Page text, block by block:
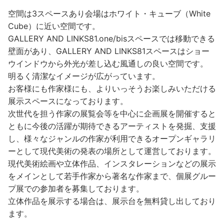
空間は3スペースあり会場はホワイト・キューブ（White
Cube）に近い空間です。
GALLERY AND LINKS81.one/bisスペースでは移動できる
壁面があり、GALLERY AND LINKS81スペースはショー
ウインドウから外光が差し込む風通しの良い空間です。
明るく清潔なイメージが広がっています。
お客様にも作家様にも、よりいっそうお楽しみいただける
展示スペースになっております。
次世代を担う作家の展覧会等を中心に企画展を開催すると
ともに今後の活躍が期待できるアーティストを発掘、支援
し、様々なジャンルの作家が利用できるオープンギャラリ
ーとして現代美術の発表の場所として運営しております。
現代美術絵画や立体作品、インスタレーションなどの展示
をメインとして若手作家から著名な作家まで、個展グルー
プ展での参加者を募集しております。
立体作品を展示する場合は、展示台を無料貸し出しており
ます。